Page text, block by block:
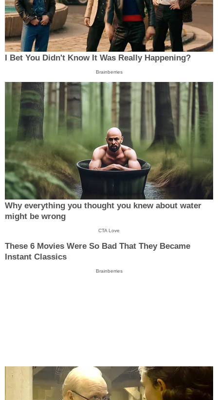
I Bet You Didn't Know It Was Really Happening?
Brainberries
Why everything you thought you knew about water
might be wrong
CTA Love
These 6 Movies Were So Bad That They Became
Instant Classics
Brainberries